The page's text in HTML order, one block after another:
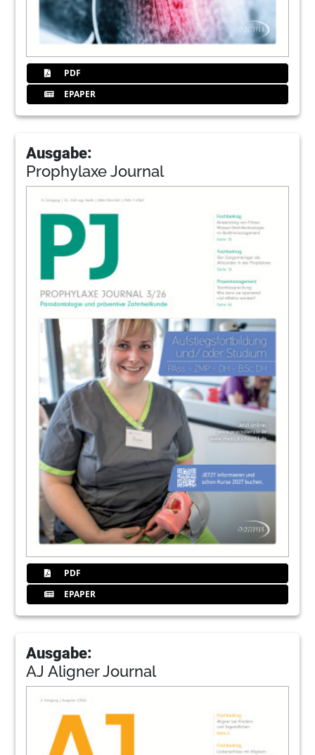
PDF
EPAPER
Ausgabe:
Prophylaxe Journal
PDF
EPAPER
Ausgabe:
AJ Aligner Journal